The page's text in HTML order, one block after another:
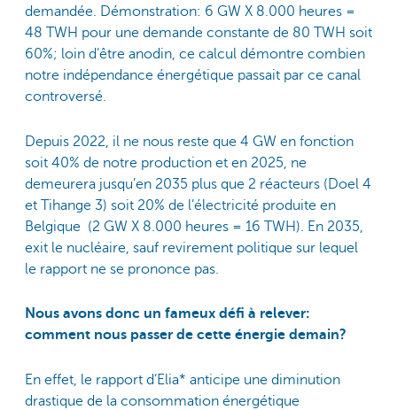
demandée. Démonstration: 6 GW X 8.000 heures =
48 TWH pour une demande constante de 80 TWH soit
60%; loin d’être anodin, ce calcul démontre combien
notre indépendance énergétique passait par ce canal
controversé.
Depuis 2022, il ne nous reste que 4 GW en fonction
soit 40% de notre production et en 2025, ne
demeurera jusqu’en 2035 plus que 2 réacteurs (Doel 4
et Tihange 3) soit 20% de l’électricité produite en
Belgique (2 GW X 8.000 heures = 16 TWH). En 2035,
exit le nucléaire, sauf revirement politique sur lequel
le rapport ne se prononce pas.
Nous avons donc un fameux défi à relever:
comment nous passer de cette énergie demain?
En effet, le rapport d’Elia* anticipe une diminution
drastique de la consommation énergétique